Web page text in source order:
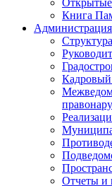
Книга
Администрация
Кадровый
Отчеты и